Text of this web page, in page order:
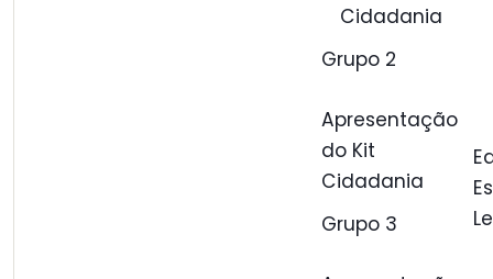
Cidadania
Grupo 2
Apresentação
do Kit
Cidadania
Grupo 3